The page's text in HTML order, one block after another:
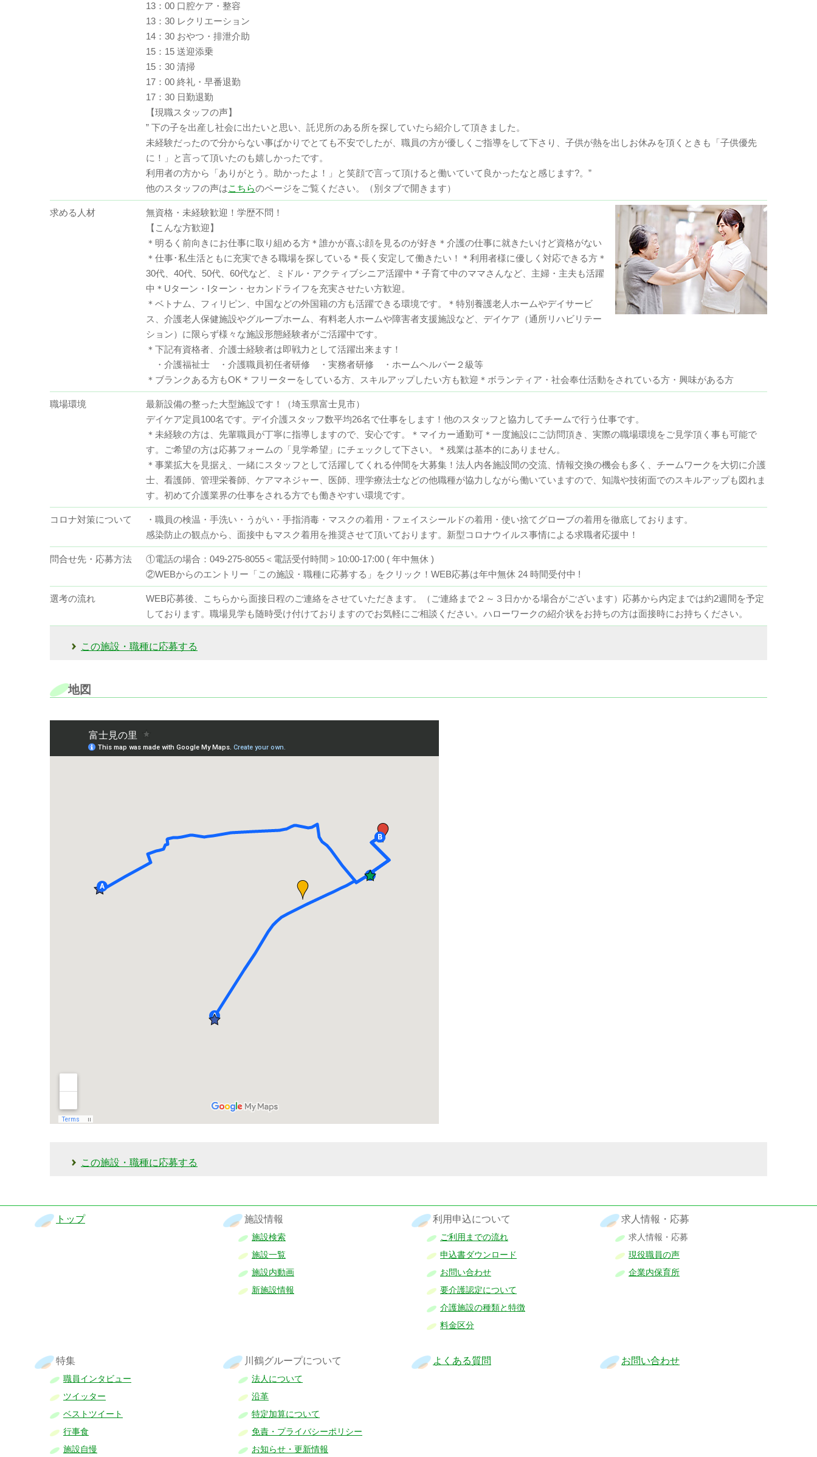
13：00 口腔ケア・整容
13：30 レクリエーション
14：30 おやつ・排泄介助
15：15 送迎添乗
15：30 清掃
17：00 終礼・早番退勤
17：30 日勤退勤
【現職スタッフの声】
” 下の子を出産し社会に出たいと思い、託児所のある所を探していたら紹介して頂きました。
未経験だったので分からない事ばかりでとても不安でしたが、職員の方が優しくご指導をして下さり、子供が熱を出しお休みを頂くときも「子供優先
に！」と言って頂いたのも嬉しかったです。
利用者の方から「ありがとう。助かったよ！」と笑顔で言って頂けると働いていて良かったなと感じます?。”
他のスタッフの声はこちらのページをご覧ください。（別タブで開きます）
求める人材
無資格・未経験歓迎！学歴不問！
【こんな方歓迎】
＊明るく前向きにお仕事に取り組める方＊誰かが喜ぶ顔を見るのが好き＊介護の仕事に就きたいけど資格がない
＊仕事･私生活ともに充実できる職場を探している＊長く安定して働きたい！＊利用者様に優しく対応できる方＊
30代、40代、50代、60代など、ミドル・アクティブシニア活躍中＊子育て中のママさんなど、主婦・主夫も活躍
中＊Uターン・Iターン・セカンドライフを充実させたい方歓迎。
＊ベトナム、フィリピン、中国などの外国籍の方も活躍できる環境です。＊特別養護老人ホームやデイサービ
ス、介護老人保健施設やグループホーム、有料老人ホームや障害者支援施設など、デイケア（通所リハビリテー
ション）に限らず様々な施設形態経験者がご活躍中です。
＊下記有資格者、介護士経験者は即戦力として活躍出来ます！
・介護福祉士 ・介護職員初任者研修 ・実務者研修 ・ホームヘルパー２級等
＊ブランクある方もOK＊フリーターをしている方、スキルアップしたい方も歓迎＊ボランティア・社会奉仕活動をされている方・興味がある方
職場環境
最新設備の整った大型施設です！（埼玉県富士見市）
デイケア定員100名です。デイ介護スタッフ数平均26名で仕事をします！他のスタッフと協力してチームで行う仕事です。
＊未経験の方は、先輩職員が丁寧に指導しますので、安心です。＊マイカー通勤可＊一度施設にご訪問頂き、実際の職場環境をご見学頂く事も可能で
す。ご希望の方は応募フォームの「見学希望」にチェックして下さい。＊残業は基本的にありません。
＊事業拡大を見据え、一緒にスタッフとして活躍してくれる仲間を大募集！法人内各施設間の交流、情報交換の機会も多く、チームワークを大切に介護
士、看護師、管理栄養師、ケアマネジャー、医師、理学療法士などの他職種が協力しながら働いていますので、知識や技術面でのスキルアップも図れま
す。初めて介護業界の仕事をされる方でも働きやすい環境です。
コロナ対策について
・職員の検温・手洗い・うがい・手指消毒・マスクの着用・フェイスシールドの着用・使い捨てグローブの着用を徹底しております。
感染防止の観点から、面接中もマスク着用を推奨させて頂いております。新型コロナウイルス事情による求職者応援中！
問合せ先・応募方法
①電話の場合：049-275-8055＜電話受付時間＞10:00-17:00 ( 年中無休 )
②WEBからのエントリー「この施設・職種に応募する」をクリック！WEB応募は年中無休 24 時間受付中 !
選考の流れ
WEB応募後、こちらから面接日程のご連絡をさせていただきます。（ご連絡まで２～３日かかる場合がございます）応募から内定までは約2週間を予定
しております。職場見学も随時受け付けておりますのでお気軽にご相談ください。ハローワークの紹介状をお持ちの方は面接時にお持ちください。
この施設・職種に応募する
地図
この施設・職種に応募する
トップ 施設情報
施設検索
施設一覧
施設内動画
新施設情報
利用申込について
ご利用までの流れ
申込書ダウンロード
お問い合わせ
要介護認定について
介護施設の種類と特徴
料金区分
求人情報・応募
求人情報・応募
現役職員の声
企業内保育所
特集
職員インタビュー
ツイッター
ベストツイート
行事食
施設自慢
川鶴グループについて
法人について
沿革
特定加算について
免責・プライバシーポリシー
お知らせ・更新情報
よくある質問 お問い合わせ